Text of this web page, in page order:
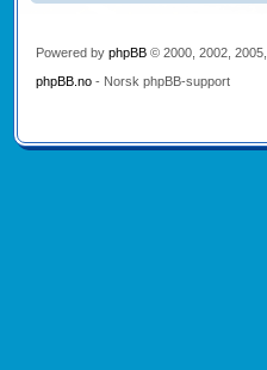
Powered by phpBB© 2000, 2002,
phpBB.no- Norsk phpBB-support